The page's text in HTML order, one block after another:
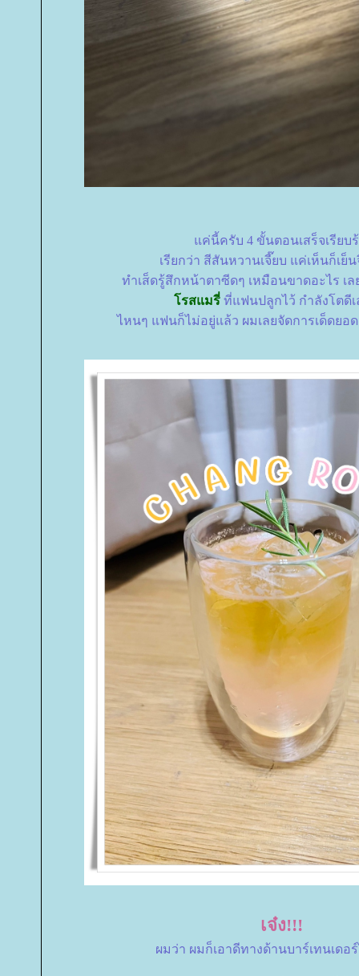
ค่นี้ครับ 4 ขั้นตอนเสร็จเรีย
เรียกว่า สีสันหวานเจี๊ยบ แค่เห็นก็เย็น
ทำเส็ดรู้สึกหน้าตาซีดๆ เหมือนขาดอะไร เ
รสแมรี่ ที่แฟนปลูกไว้ กำลังโตดี
ไหนๆ แฟนก็ไม่อยู่แล้ว ผมเลยจัดการเด็ดยอ
เจ๋ง!!!
ผมว่า ผมก็เอาดีทางด้านบาร์เทนเดอ